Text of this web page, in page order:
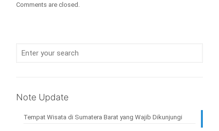
Comments are closed.
Note Update
Tempat Wisata di Sumatera Barat yang Wajib Dikunjungi